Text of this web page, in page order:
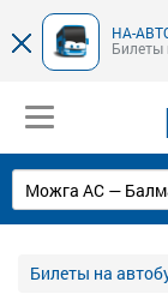
НА-
Билеты
Билеты на